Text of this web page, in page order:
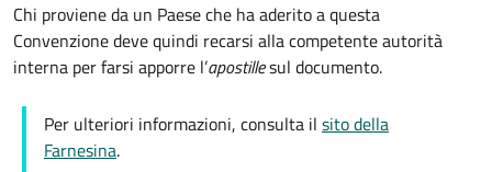
Chi proviene da un Paese che ha aderito a questa
Convenzione deve quindi recarsi alla competente autorità
interna per farsi apporre l’apostillesul documento.
Per ulteriori informazioni, consulta il sito della
Farnesina.